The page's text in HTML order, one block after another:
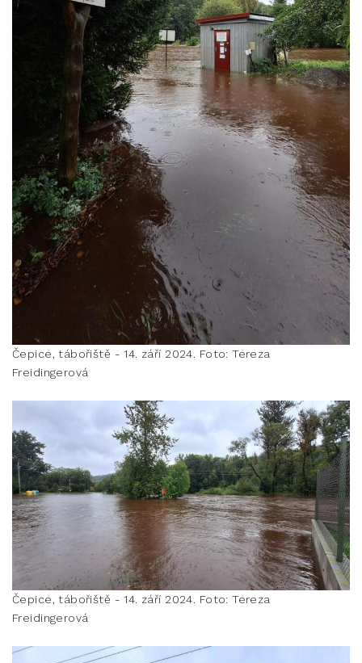
Čepice, tábořiště - 14. září 2024. Foto: Tereza
Freidingerová
Čepice, tábořiště - 14. září 2024. Foto: Tereza
Freidingerová